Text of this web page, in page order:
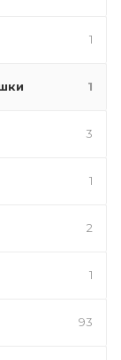
1
1
3
1
2
1
93